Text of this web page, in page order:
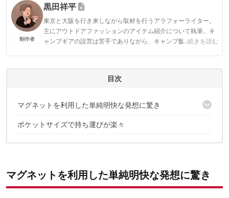
CAMP HACK編集部のプロフィール
制作者
黒田祥平
東京と大阪を行き来しながら取材を行うアラフォーライター。
主にアウトドアファッションのアイテム紹介について執筆。キ
ャンプギアの設営は苦手でありながら、キャンプ飯を平らげる
...続きを読む
黒田祥平のプロフィール
目次
マグネットを利用した単純明快な発想に驚き
本体で蚊取り線香を挟み込むだけ
ポケットサイズで持ち運びが楽々
マグネットを利用した単純明快な発想に驚き